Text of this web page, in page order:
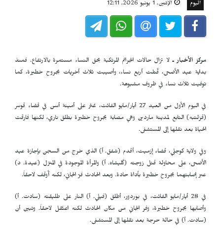
اليوم الإثنين, 1 يونيو 2026, 12:11
مركز الأخبار ـلا تزال حالات الجرائم المرتكبة بحق النساء مستمرة بالارتفاع. فمنذ
بداية عيد الأضحى، قُتلت أربع نساء، وأصيبت ثلاث أخريات بجروح خطيرة، كما
توفيت ثلاث نساء في ظروف مشبوهة.
في اليوم الأول من العيد 27 أيار/مايو الفائت، عُثر على أمينة أسن في قضاء قوسر
(قزلتبه) التابع لمدينة ماردين وهي مصابة بجروح خطيرة بطلق ناري، لكنها فارقت
الحياة بعد نقلها إلى المستشفى.
وفي ولاية كوجلي، قضاء إزميت، أقدم (شفق. أ) الذي خرج من السجن بإجازة عيد
الأضحى، على محاولة قتل زوجته (كُليشاه. أ) والمرأة الموجودة في المنزل (عيدة. د)
عبر إصابتهما بجروح خطيرة بأداة حادة. وبعد الحادث فرّ الجاني، لكنه أُوقف لاحقاً.
في 28 أيار/مايو الفائت، في بوردور، أطلق (فيلي. أ) النار على طليقته (سادت. أ)
وأصابها بجروح خطيرة، وفر الجاني من مكان الحادث لكنه اعتُقل لاحقاً. وتبين أن
(سادت. أ) في حالة حرجة بعد نقلها إلى المستشفى.